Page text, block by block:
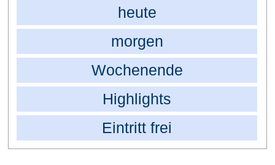
heute
morgen
Wochenende
Highlights
Eintritt frei